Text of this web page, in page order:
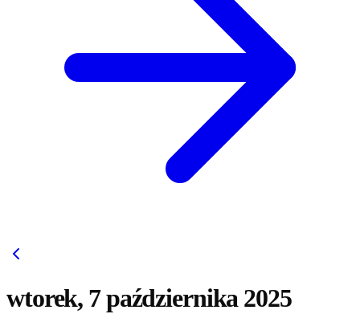
wtorek, 7 października 2025